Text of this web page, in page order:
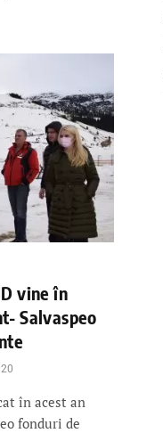
vine în
Salvaspeo
în acest an
fonduri de